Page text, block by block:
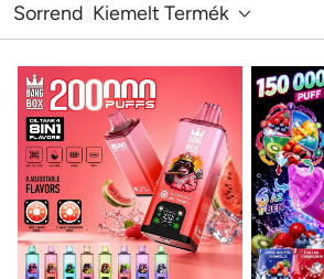
Sorrend Kiemelt Termék